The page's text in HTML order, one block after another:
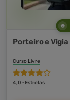
Porteiro e Vigia
Curso Livre
4,0 · Estrelas